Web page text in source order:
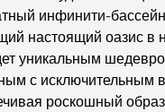
Дубая с прекрасным
вкуса и пейзажа.
видом на Бурдж-аль-
Дубае
инфинити-
настоящий оазис в
уникальным
с исключительным
роскошный